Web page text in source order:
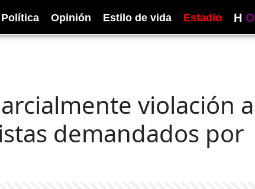
Política Opinión Estilo de vida Estadio H O
violación a
demandados por